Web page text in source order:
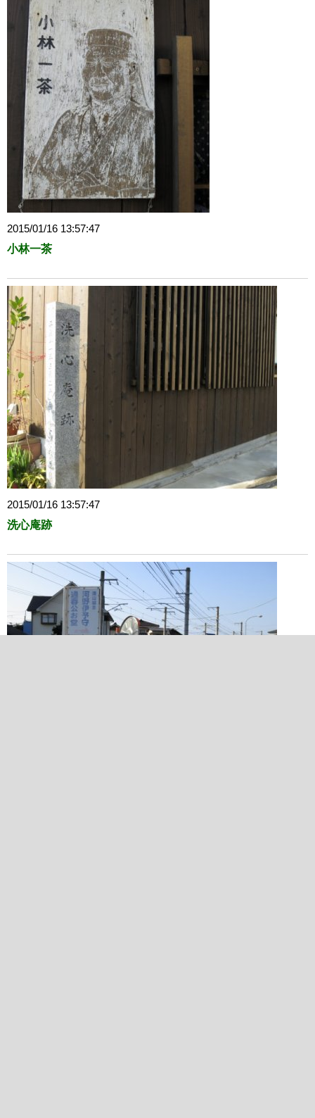
2015/01/16 13:57:47
小林一茶
2015/01/16 13:57:47
洗心庵跡